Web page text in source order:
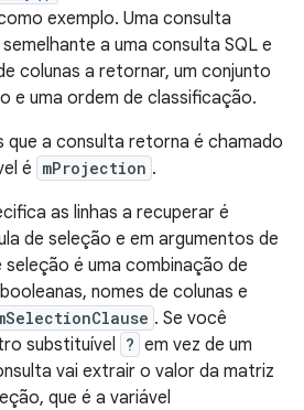
exemplo. Uma consulta
a uma consulta SQL e
colunas a retornar, um conjunto
e uma ordem de classificação.
que a consulta retorna é chamado
é mProjection .
as linhas a recuperar é
de seleção e em argumentos de
seleção é uma combinação de
nomes de colunas e
. Se você
substituível
? em vez de um
vai extrair o valor da matriz
que é a variável